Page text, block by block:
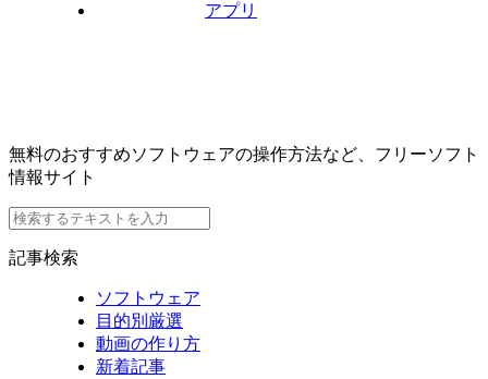
アプリ
無料のおすすめソフトウェアの操作方法など、フリーソフト
情報サイト
記事検索
ソフトウェア
目的別厳選
動画の作り方
新着記事